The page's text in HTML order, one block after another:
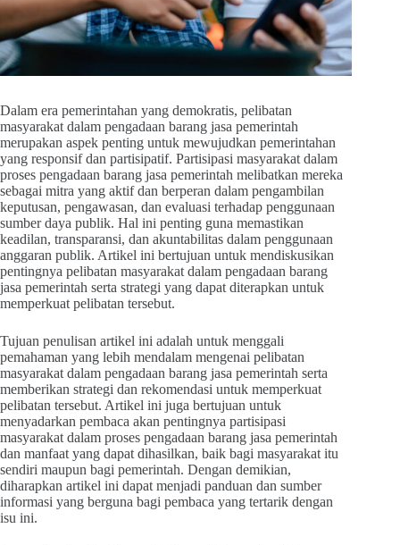
Dalam era pemerintahan yang demokratis, pelibatan
masyarakat dalam pengadaan barang jasa pemerintah
merupakan aspek penting untuk mewujudkan pemerintahan
yang responsif dan partisipatif. Partisipasi masyarakat dalam
proses pengadaan barang jasa pemerintah melibatkan mereka
sebagai mitra yang aktif dan berperan dalam pengambilan
keputusan, pengawasan, dan evaluasi terhadap penggunaan
sumber daya publik. Hal ini penting guna memastikan
keadilan, transparansi, dan akuntabilitas dalam penggunaan
anggaran publik. Artikel ini bertujuan untuk mendiskusikan
pentingnya pelibatan masyarakat dalam pengadaan barang
jasa pemerintah serta strategi yang dapat diterapkan untuk
memperkuat pelibatan tersebut.
Tujuan penulisan artikel ini adalah untuk menggali
pemahaman yang lebih mendalam mengenai pelibatan
masyarakat dalam pengadaan barang jasa pemerintah serta
memberikan strategi dan rekomendasi untuk memperkuat
pelibatan tersebut. Artikel ini juga bertujuan untuk
menyadarkan pembaca akan pentingnya partisipasi
masyarakat dalam proses pengadaan barang jasa pemerintah
dan manfaat yang dapat dihasilkan, baik bagi masyarakat itu
sendiri maupun bagi pemerintah. Dengan demikian,
diharapkan artikel ini dapat menjadi panduan dan sumber
informasi yang berguna bagi pembaca yang tertarik dengan
isu ini.